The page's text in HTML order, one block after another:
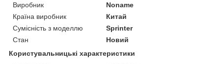
Виробник
Noname
Країна виробник
Китай
Сумісність з моделлю
Sprinter
Стан
Новий
Користувальницькі характеристики